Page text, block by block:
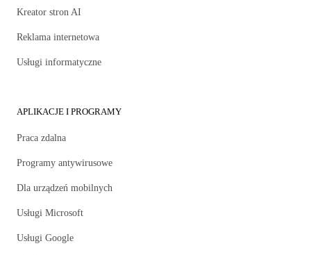
Kreator stron AI
Reklama internetowa
Usługi informatyczne
APLIKACJE I PROGRAMY
Praca zdalna
Programy antywirusowe
Dla urządzeń mobilnych
Usługi Microsoft
Usługi Google